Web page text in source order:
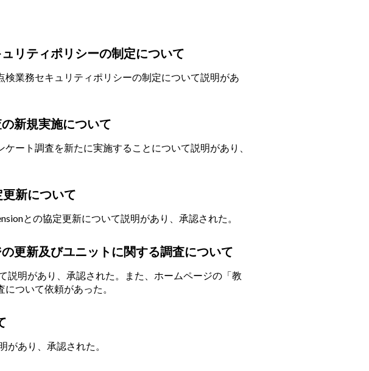
リティポリシーの制定について
業務セキュリティポリシーの制定について説明があ
新規実施について
ート調査を新たに実施することについて説明があり、
新について
との協定更新について説明があり、承認された。
更新及びユニットに関する調査について
明があり、承認された。また、ホームページの「教
ついて依頼があった。
あり、承認された。